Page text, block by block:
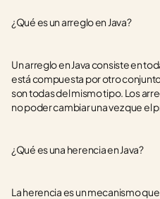
¿Qué es un arreglo en Java?
Un arreglo en Java consiste en
está compuesta por otro
son todas del mismo tipo. Los
no poder cambiar una vez que el
¿Qué es una herencia en Java?
La herencia es un mecanismo